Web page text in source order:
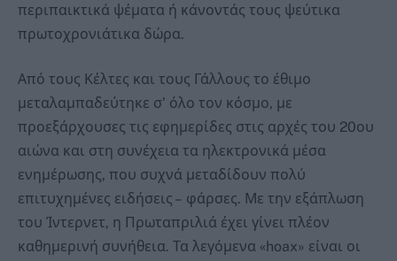
περιπαικτικά ψέματα ή κάνοντάς τους ψεύτικα
πρωτοχρονιάτικα δώρα.
Από τους Κέλτες και τους Γάλλους το έθιμο
μεταλαμπαδεύτηκε σ’ όλο τον κόσμο, με
προεξάρχουσες τις εφημερίδες στις αρχές του 20ου
αιώνα και στη συνέχεια τα ηλεκτρονικά μέσα
ενημέρωσης, που συχνά μεταδίδουν πολύ
επιτυχημένες ειδήσεις – φάρσες. Με την εξάπλωση
του Ίντερνετ, η Πρωταπριλιά έχει γίνει πλέον
καθημερινή συνήθεια. Τα λεγόμενα «hoax» είναι οι